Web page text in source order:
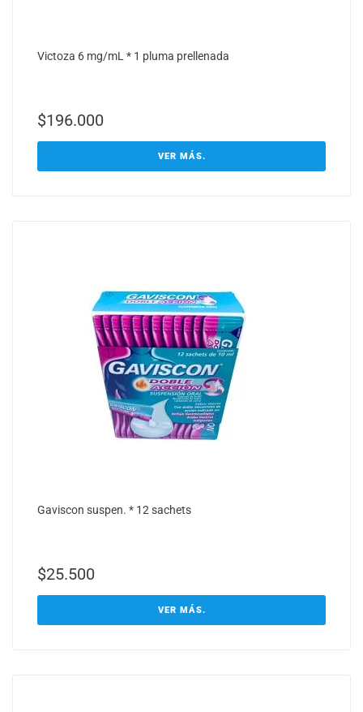
Victoza 6 mg/mL * 1 pluma prellenada
$196.000
VER MÁS.
Gaviscon suspen. * 12 sachets
$25.500
VER MÁS.